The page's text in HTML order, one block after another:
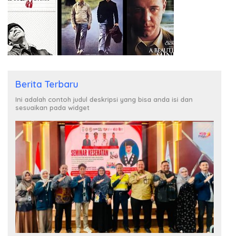
Berita Terbaru
Ini adalah contoh judul deskripsi yang bisa anda isi dan
sesuaikan pada widget